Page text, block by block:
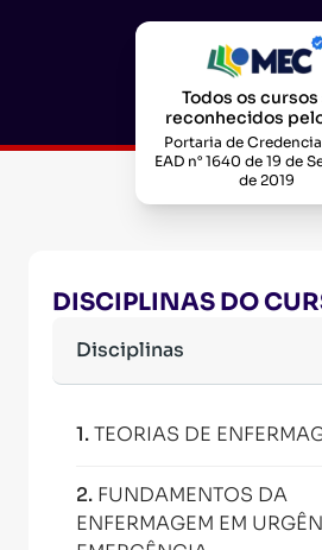
Todos os cursos
reconhecidos
Portaria de
EAD n° 1640 de 19 de
de 2019
DISCIPLINAS DO
Disciplinas
1.TEORIAS DE
2. FUNDAMENTOS DA
ENFERMAGEM EM